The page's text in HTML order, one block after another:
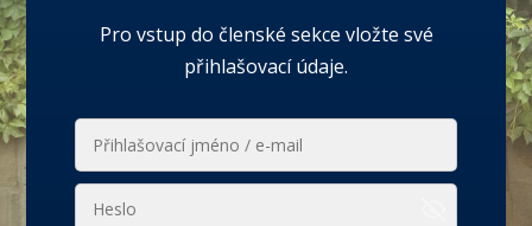
Pro vstup do členské sekce vložte své
přihlašovací údaje.